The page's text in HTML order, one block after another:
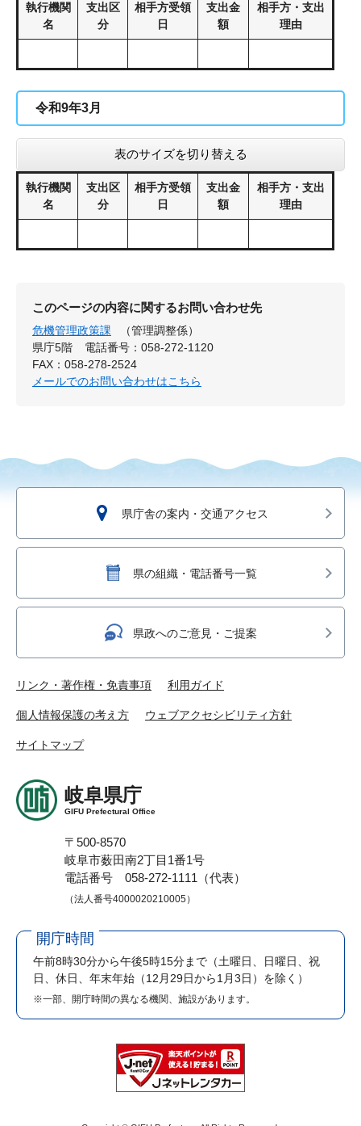
執行機関
名
支出区
分
相手方受領
日
支出金
額
相手方・支出
理由
令和9年3月
表のサイズを切り替える
執行機関
名
支出区
分
相手方受領
日
支出金
額
相手方・支出
理由
このページの内容に関するお問い合わせ先
危機管理政策課
（管理調整係）
県庁5階
電話番号：058-272-1120
FAX：058-278-2524
メールでのお問い合わせはこちら
県庁舎の案内・交通アクセス
県の組織・電話番号一覧
県政へのご意見・ご提案
リンク・著作権・免責事項 利用ガイド
個人情報保護の考え方 ウェブアクセシビリティ方針
サイトマップ
岐阜県庁
GIFU Prefectural Office
〒500-8570
岐阜市薮田南2丁目1番1号
電話番号 058-272-1111（代表）
（法人番号4000020210005）
開庁時間
午前8時30分から午後5時15分まで （土曜日、日曜日、祝
日、休日、年末年始（12月29日から1月3日）を除く）
※一部、開庁時間の異なる機関、施設があります。